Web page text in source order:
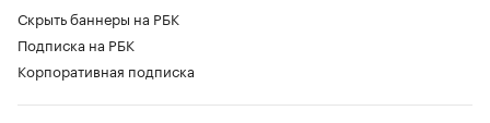
Скрыть баннеры на РБК
Подписка на РБК
Корпоративная подписка